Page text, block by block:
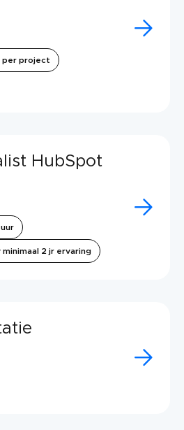
per project
HubSpot
2 jr ervaring